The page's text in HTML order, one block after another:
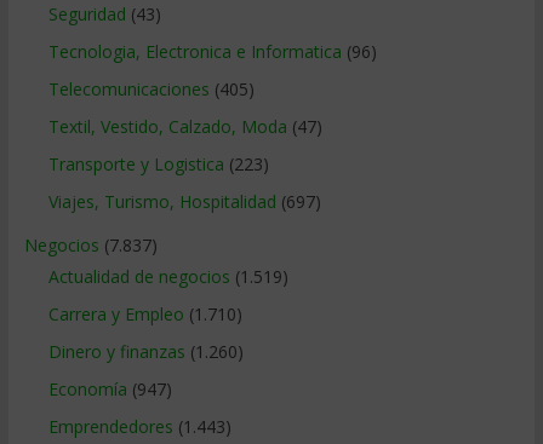
Seguridad (43)
Tecnologia, Electronica e Informatica (96)
Telecomunicaciones (405)
Textil, Vestido, Calzado, Moda (47)
Transporte y Logistica (223)
Viajes, Turismo, Hospitalidad (697)
Negocios (7.837)
Actualidad de negocios (1.519)
Carrera y Empleo (1.710)
Dinero y finanzas (1.260)
Economía (947)
Emprendedores (1.443)